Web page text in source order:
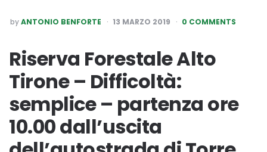
POSTED
BY
byANTONIO BENFORTE 13 MARZO 2019 0 COMMENTS
Riserva Forestale Alto
Tirone – Difficoltà:
semplice – partenza ore
10.00 dall’uscita